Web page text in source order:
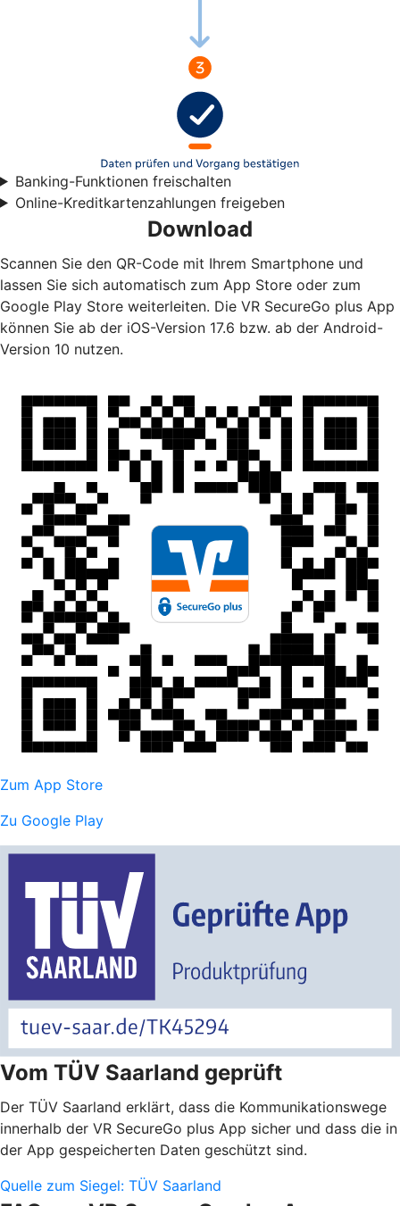
Banking-Funktionen freischalten
Online-Kreditkartenzahlungen freigeben
Download
Scannen Sie den QR-Code mit Ihrem Smartphone und
lassen Sie sich automatisch zum App Store oder zum
Google Play Store weiterleiten. Die VR SecureGo plus App
können Sie ab der iOS-Version 17.6 bzw. ab der Android-
Version 10 nutzen.
Zum App Store
Zu Google Play
Vom TÜV Saarland geprüft
Der TÜV Saarland erklärt, dass die Kommunikationswege
innerhalb der VR SecureGo plus App sicher und dass die in
der App gespeicherten Daten geschützt sind.
Quelle zum Siegel: TÜV Saarland